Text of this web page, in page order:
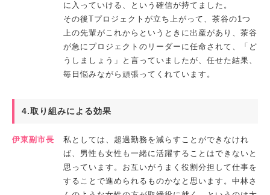
に入っていける、という確信が持てました。
その後Tプロジェクトが立ち上がって、茶谷の1つ
上の先輩がこれからというときに出産があり、茶谷
が急にプロジェクトのリーダーに任命されて、「ど
うしましょう」と言っていましたが、任せた結果、
毎日悩みながら頑張ってくれています。
4.取り組みによる効果
伊東副市長
私としては、超過勤務を減らすことができなけれ
ば、男性も女性も一緒に活躍することはできないと
思っています。お互いがうまく役割分担して仕事を
することで進められるものかなと思います。中林さ